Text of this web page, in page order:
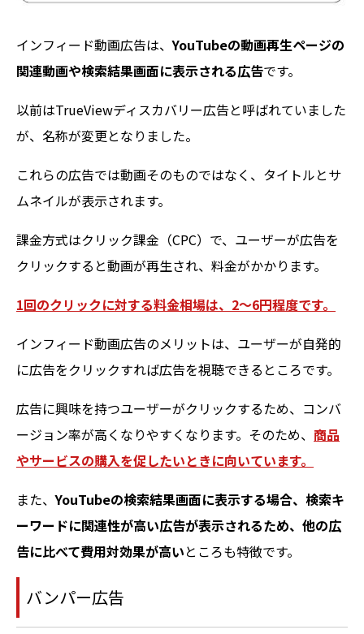
インフィード動画広告は、YouTubeの動画再生ページの
関連動画や検索結果画面に表示される広告です。
以前はTrueViewディスカバリー広告と呼ばれていました
が、名称が変更となりました。
これらの広告では動画そのものではなく、タイトルとサ
ムネイルが表示されます。
課金方式はクリック課金（CPC）で、ユーザーが広告を
クリックすると動画が再生され、料金がかかります。
1回のクリックに対する料金相場は、2〜6円程度です。
インフィード動画広告のメリットは、ユーザーが自発的
に広告をクリックすれば広告を視聴できるところです。
広告に興味を持つユーザーがクリックするため、コンバ
ージョン率が高くなりやすくなります。そのため、 商品
やサービスの購入を促したいときに向いています。
また、YouTubeの検索結果画面に表示する場合、検索キ
ーワードに関連性が高い広告が表示されるため、他の広
告に比べて費用対効果が高いところも特徴です。
バンパー広告